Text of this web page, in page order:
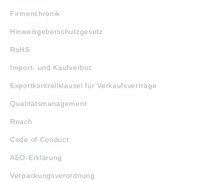
Firmenchronik
Hinweisgeberschutzgesetz
RoHS
Import- und Kaufverbot
Exportkontrollklausel für Verkaufsverträge
Qualitätsmanagement
Reach
Code of Conduct
AEO-Erklärung
Verpackungsverordnung